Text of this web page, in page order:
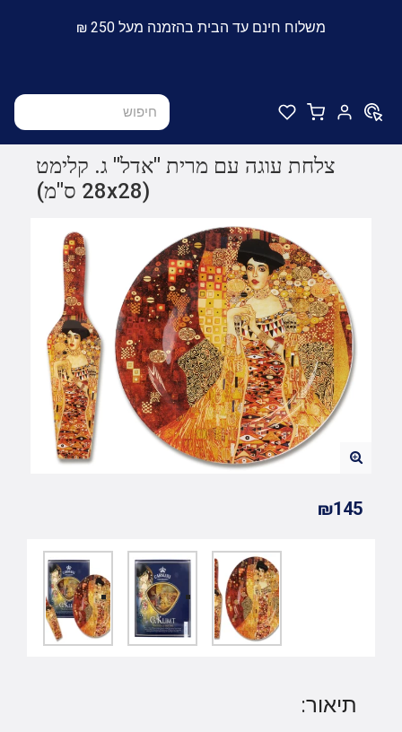
משלוח חינם עד הבית בהזמנה מעל 250 ₪
צלחת עוגה עם מרית "אדל" ג. קלימט
(28x28 ס"מ)
₪145
תיאור: